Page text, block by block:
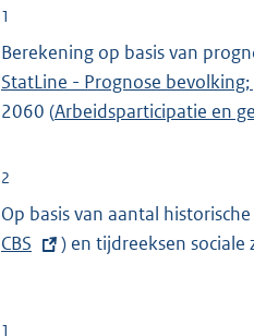
1
Berekening op basis van
StatLine - Prognose
2060 (E
n
Arbeidsparticipatie en
2
Op basis van aantal
CBS
) en tijdreeksen sociale
1